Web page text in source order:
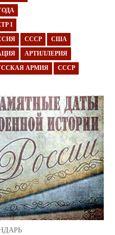
I
СССР США
АРТИЛЛЕРИЯ
АРМИЯ СССР